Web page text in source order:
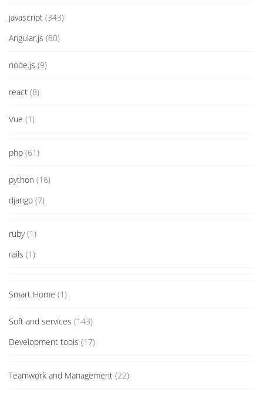
javascript (343)
Angular.js (80)
node.js (9)
react (8)
Vue (1)
php (61)
python (16)
django (7)
ruby(1)
rails (1)
Smart Home (1)
Soft and services (143)
Development tools (17)
Teamwork and Management (22)